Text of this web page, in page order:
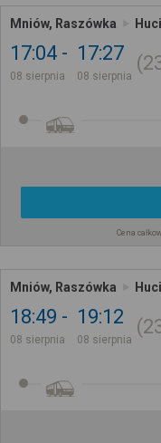
Mniów, Raszówka
17:04
08 sierpnia
17:27
08 sierpnia
Cena
Mniów, Raszówka
18:49
08 sierpnia
19:12
08 sierpnia